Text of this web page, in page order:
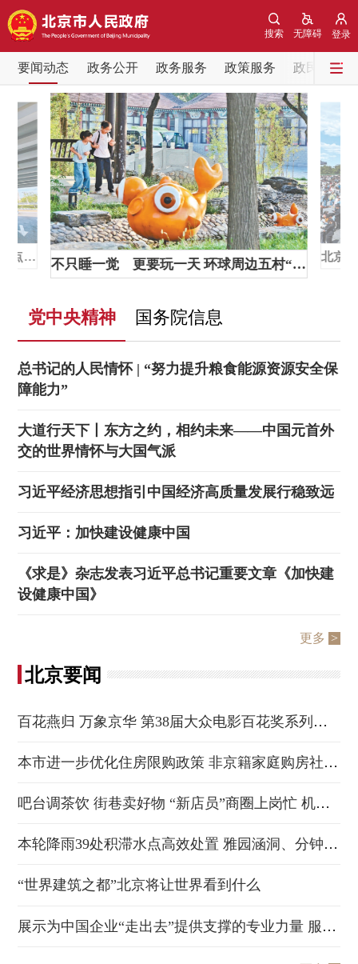
登录
无障碍
搜索
要闻动态 政务公开 政务服务 政策服务 政民互动
要闻动态
党中央精神 国务院信息 中央部委动态
北京要闻 会议信息 部门动态
各区热点
政务公开
市领导 机构职能 政策服务
决策公开 专题公开
个人服务 法人服务
政民互动
我要建议
参与调查
走进北京
北京概况 十六区概览 人文北京
绿色北京 图说北京 视频北京
多语种
ENGLISH 한국어
本市346座桥系整治提升全面收官 将试点建设桥下停车充电设施
不只睡一觉 更要玩一天 环球周边五村“抱团”升级度假区
党中央精神 国务院信息
总书记的人民情怀 | “努力提升粮食能源资源安全保
障能力”
大道行天下丨东方之约，相约未来——中国元首外
交的世界情怀与大国气派
习近平经济思想指引中国经济高质量发展行稳致远
习近平：加快建设健康中国
《求是》杂志发表习近平总书记重要文章《加快建
设健康中国》
更多 >
北京要闻
百花燕归 万象京华 第38届大众电影百花奖系列活动在京开幕
本市进一步优化住房限购政策 非京籍家庭购房社保个税缴纳年限降为1年
吧台调茶饮 街巷卖好物 “新店员”商圈上岗忙 机器人增添城市烟火气
本轮降雨39处积滞水点高效处置 雅园涵洞、分钟寺桥积水40分钟恢复交通秩序
“世界建筑之都”北京将让世界看到什么
展示为中国企业“走出去”提供支撑的专业力量 服贸会首设出海服务推介路演区